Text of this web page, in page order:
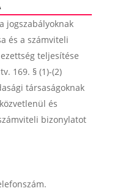
jogszabályoknak
és a számviteli
teljesítése
169. § (1)-(2)
társaságoknak
és
bizonylatot